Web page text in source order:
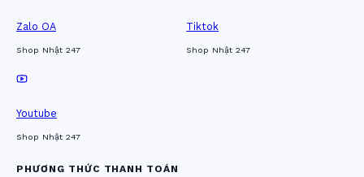
Zalo OA
Shop Nhật 247
Tiktok
Shop Nhật 247
Youtube
Shop Nhật 247
PHƯƠNG THỨC THANH TOÁN